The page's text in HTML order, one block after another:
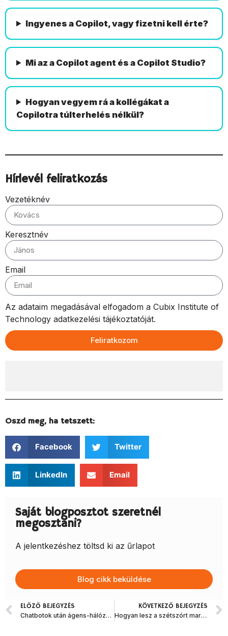
Ingyenes a Copilot, vagy fizetni kell érte?
Mi az a Copilot agent és a Copilot Studio?
Hogyan vegyem rá a kollégákat a
Copilotra túlterhelés nélkül?
Hírlevél feliratkozás
Vezetéknév
Keresztnév
Email
Az adataim megadásával elfogadom a Cubix Institute of
Technology adatkezelési tájékoztatóját.
Feliratkozom
Oszd meg, ha tetszett:
Facebook Twitter
LinkedIn Email
Saját blogposztot szeretnél
megosztani?
A jelentkezéshez töltsd ki az űrlapot
Blog cikk beküldése
ELŐZŐ BEJEGYZÉS
Chatbotok után ágens-hálózatok: A moduláris MI-architektúra alapjai
KÖVETKEZŐ BEJEGYZÉS
Hogyan lesz a szétszórt marketinges adatokból egyetlen döntéstámogató riport?